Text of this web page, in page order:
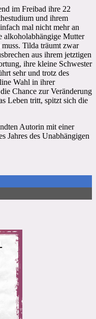
im Freibad ihre 22
und ihrem
mal nicht mehr an
alkoholabhängige Mutter
Tilda träumt zwar
aus ihrem jetztigen
ihre kleine Schwester
sehr und trotz des
Wahl in ihrer
Chance zur Veränderung
Leben tritt, spitzt sich die
Autorin mit einer
Jahres des Unabhängigen